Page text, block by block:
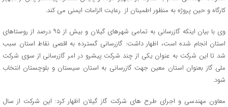
کارگاه و حین پروژه به منظور اطمینان از رعایت الزامات ایمنی می کند.
وی با بیان اینکه گازرسانی به تمامی شهرهای گیلان و بیش از ۹۵ درصد از روستاهای
استان انجام شده است، اظهار داشت: گازرسانی گسترده به اقصی نقاط استان سبب
شد تا این شرکت به عنوان یکی از چند شرکت پیشرو در امر گازرسانی از سوی شرکت
ملی گاز بعنوان استان معین جهت گازرسانی به استان سیستان و بلوچستان انتخاب
شود.
معاون مهندسی و اجرای طرح های شرکت گاز گیلان اظهار کرد: این شرکت از سال